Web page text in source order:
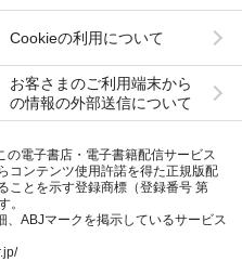
Cookieの利用について
お客さまのご利用端末から
の情報の外部送信について
の電子書店・電子書籍配信サービス
コンテンツ使用許諾を得た正規版配
ことを示す登録商標（登録番号 第
。
、ABJマークを掲示しているサービス